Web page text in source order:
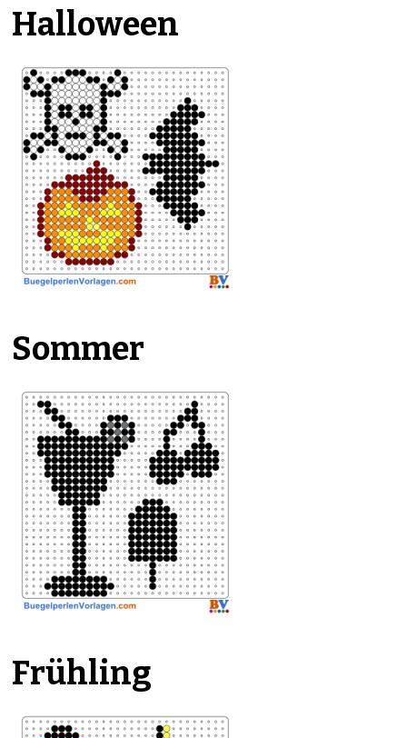
Halloween
Sommer
Frühling